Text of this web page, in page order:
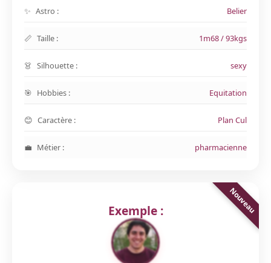
Astro : Belier
Taille : 1m68 / 93kgs
Silhouette : sexy
Hobbies : Equitation
Caractère : Plan Cul
Métier : pharmacienne
Exemple :